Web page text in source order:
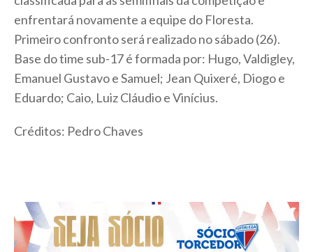
enfrentará novamente a equipe do Floresta.
Primeiro confronto será realizado no sábado (26).
Base do time sub-17 é formada por: Hugo, Valdigley,
Emanuel Gustavo e Samuel; Jean Quixeré, Diogo e
Eduardo; Caio, Luiz Cláudio e Vinícius.
Créditos: Pedro Chaves